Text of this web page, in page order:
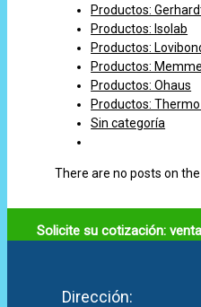
Productos:
Productos: Isolab
Productos:
Productos:
Productos: Ohaus
Productos:
Sin categoría
There are no posts on the
Solicite su cotización:
Dirección: